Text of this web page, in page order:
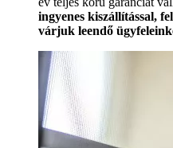
ingyenes kiszállítással,
várjuk leendő